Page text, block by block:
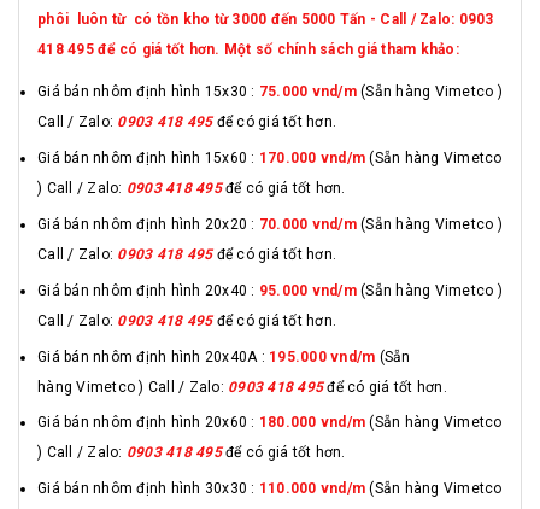
phôi luôn từ có tồn kho từ 3000 đến 5000 Tấn - Call / Zalo: 0903
418 495 để có giá tốt hơn. Một số chính sách giá tham khảo:
Giá bán nhôm định hình 15x30 : 75.000 vnd/m (Sẵn hàng Vimetco )
Call / Zalo: 0903 418 495để có giá tốt hơn.
Giá bán nhôm định hình 15x60 : 170.000 vnd/m(Sẵn hàng Vimetco
) Call / Zalo: 0903 418 495để có giá tốt hơn.
Giá bán nhôm định hình 20x20 : 70.000 vnd/m (Sẵn hàng Vimetco )
Call / Zalo: 0903 418 495để có giá tốt hơn.
Giá bán nhôm định hình 20x40 : 95.000 vnd/m (Sẵn hàng Vimetco )
Call / Zalo: 0903 418 495để có giá tốt hơn.
Giá bán nhôm định hình 20x40A : 195.000 vnd/m (Sẵn
hàng Vimetco ) Call / Zalo: 0903 418 495để có giá tốt hơn.
Giá bán nhôm định hình 20x60 : 180.000 vnd/m (Sẵn hàng Vimetco
) Call / Zalo: 0903 418 495để có giá tốt hơn.
Giá bán nhôm định hình 30x30 : 110.000 vnd/m(Sẵn hàng Vimetco